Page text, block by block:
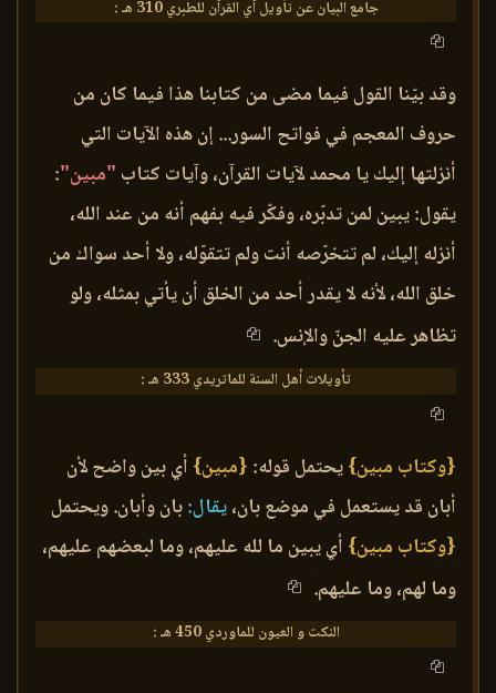
جامع البيان عن تأويل آي القرآن للطبري 310 هـ :
وقد بيّنا القول فيما مضى من كتابنا هذا فيما كان من
حروف المعجم في فواتح السور... إن هذه الآيات التي
أنزلتها إليك يا محمد لآيات القرآن، وآيات كتاب "مبين":
يقول: يبين لمن تدبّره، وفكّر فيه بفهم أنه من عند الله،
أنزله إليك، لم تتخرّصه أنت ولم تتقوّله، ولا أحد سواك من
خلق الله، لأنه لا يقدر أحد من الخلق أن يأتي بمثله، ولو
تظاهر عليه الجنّ والإنس.
تأويلات أهل السنة للماتريدي 333 هـ :
{وكتاب مبين}يحتمل قوله: {مبين} أي بين واضح لأن
أبان قد يستعمل في موضع بان،يقال:بان وأبان. ويحتمل
{وكتاب مبين} أي يبين ما لله عليهم، وما لبعضهم عليهم،
وما لهم، وما عليهم.
النكت و العيون للماوردي 450 هـ :